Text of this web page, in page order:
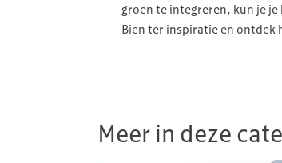
groen te integreren, kun je je
Bien ter inspiratie en ontdek
Meer in deze